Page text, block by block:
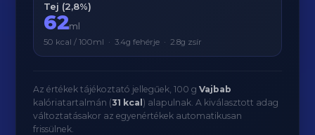
Tej (2,8%)
62ml
50 kcal / 100ml · 3.4g fehérje · 2.8g zsír
Az értékek tájékoztató jellegűek, 100 gVajbab
kalóriatartalmán (31 kcal ) alapulnak. A kiválasztott adag
változtatásakor az egyenértékek automatikusan
frissülnek.